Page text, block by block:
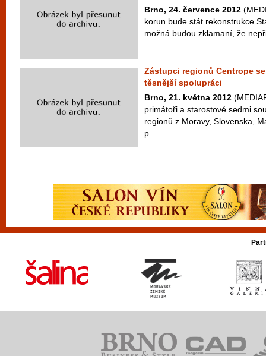
Brno, 24. července 2012
korun bude stát rekonstrukce
možná budou zklamaní, že
Zástupci regionů Centrope
těsnější spolupráci
Brno, 21. května 2012
primátoři a starostové sedmi
regionů z Moravy, Slovenska,
p...